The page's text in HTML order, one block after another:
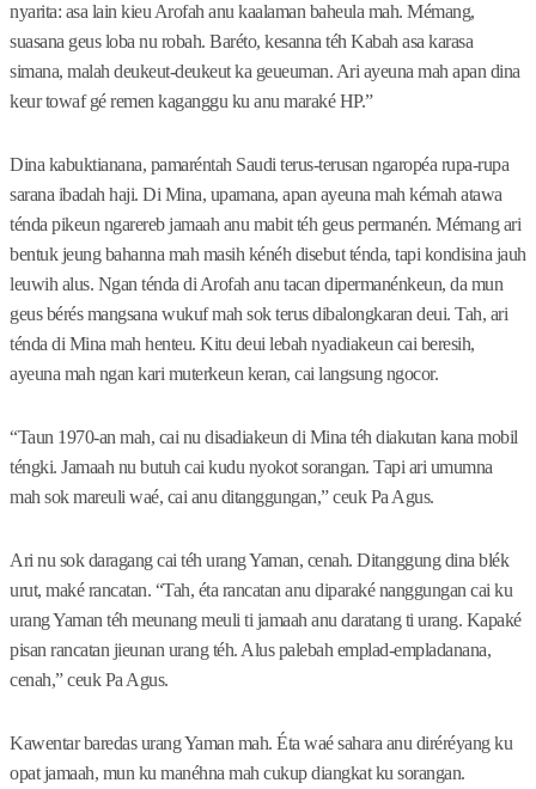
nyarita: asa lain kieu Arofah anu kaalaman baheula mah. Mémang,
suasana geus loba nu robah. Baréto, kesanna téh Kabah asa karasa
simana, malah deukeut-deukeut ka geueuman. Ari ayeuna mah apan dina
keur towaf gé remen kaganggu ku anu maraké HP.”
Dina kabuktianana, pamaréntah Saudi terus-terusan ngaropéa rupa-rupa
sarana ibadah haji. Di Mina, upamana, apan ayeuna mah kémah atawa
ténda pikeun ngarereb jamaah anu mabit téh geus permanén. Mémang ari
bentuk jeung bahanna mah masih kénéh disebut ténda, tapi kondisina jauh
leuwih alus. Ngan ténda di Arofah anu tacan dipermanénkeun, da mun
geus bérés mangsana wukuf mah sok terus dibalongkaran deui. Tah, ari
ténda di Mina mah henteu. Kitu deui lebah nyadiakeun cai beresih,
ayeuna mah ngan kari muterkeun keran, cai langsung ngocor.
“Taun 1970-an mah, cai nu disadiakeun di Mina téh diakutan kana mobil
téngki. Jamaah nu butuh cai kudu nyokot sorangan. Tapi ari umumna
mah sok mareuli waé, cai anu ditanggungan,” ceuk Pa Agus.
Ari nu sok daragang cai téh urang Yaman, cenah. Ditanggung dina blék
urut, maké rancatan. “Tah, éta rancatan anu diparaké nanggungan cai ku
urang Yaman téh meunang meuli ti jamaah anu daratang ti urang. Kapaké
pisan rancatan jieunan urang téh. Alus palebah emplad-empladanana,
cenah,” ceuk Pa Agus.
Kawentar baredas urang Yaman mah. Éta waé sahara anu diréréyang ku
opat jamaah, mun ku manéhna mah cukup diangkat ku sorangan.